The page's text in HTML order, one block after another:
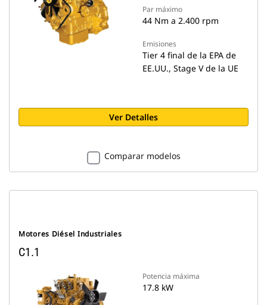
Par máximo
44 Nm a 2.400 rpm
Emisiones
Tier 4 final de la EPA de
EE.UU., Stage V de la UE
Ver Detalles
Comparar modelos
Motores Diésel Industriales
C1.1
Potencia máxima
17.8 kW